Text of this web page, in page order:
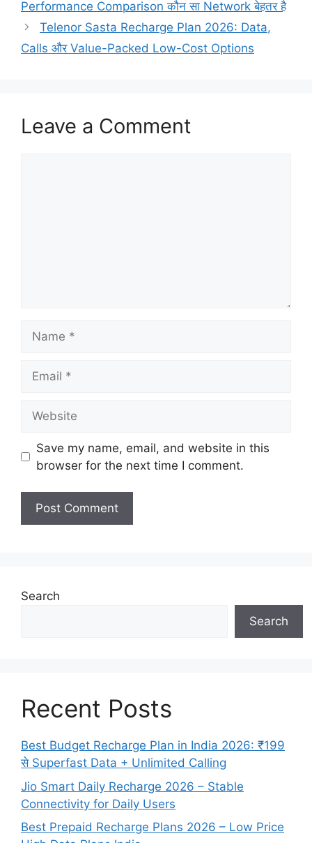
Performance Comparison कौन सा Network बेहतर है
Telenor Sasta Recharge Plan 2026: Data,
Calls और Value-Packed Low-Cost Options
Leave a Comment
Save my name, email, and website in this
browser for the next time I comment.
Search
Search
Recent Posts
Best Budget Recharge Plan in India 2026: ₹199
से Superfast Data + Unlimited Calling
Jio Smart Daily Recharge 2026 – Stable
Connectivity for Daily Users
Best Prepaid Recharge Plans 2026 – Low Price